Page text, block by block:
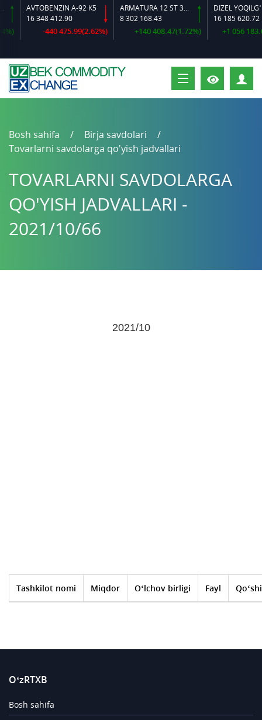
AVTOBENZIN A-92 K5
16 348 412.90
-440 475.99(2.62%)
ARMATURA 12 ST 35 GS O‘LCHAMLI
8 302 168.43
+140 408.47(1.72%)
DIZEL YOQILG‘ISI
16 185 620.72
+1 056
Bosh sahifa
Birja savdolari
Tovarlarni savdolarga qo'yish jadvallari
TOVARLARNI SAVDOLARGA
QO'YISH JADVALLARI -
2021/10/66
2021/10
Tashkilot nomi Miqdor O‘lchov birligi Fayl
O‘zRTXB
Bosh sahifa